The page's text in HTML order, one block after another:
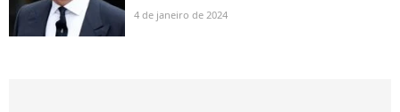
4 de janeiro de 2024